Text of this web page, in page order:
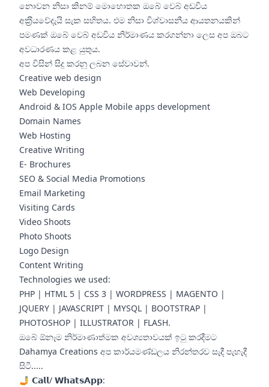
නොවන නිසා කිනම් මොහොතක ඔබේ වෙබ් අඩවිය
අක‍්‍රීයවේදැයි සැක සහිතය. එම නිසා විශ්වාසනීය ආයතනයකින්
පමණක් ඔබේ වෙබ් අඩවිය නිර්මාණය කරගන්නා ලෙස අප ඔබට
අවධාරණය කළ යුතුය.
අප විසින් සිදු කරනු ලබන සේවාවන්.
Creative web design
Web Developing
Android & IOS Apple Mobile apps development
Domain Names
Web Hosting
Creative Writing
E- Brochures
SEO & Social Media Promotions
Email Marketing
Visiting Cards
Video Shoots
Photo Shoots
Logo Design
Content Writing
Technologies we used:
PHP | HTML 5 | CSS 3 | WORDPRESS | MAGENTO |
JQUERY | JAVASCRIPT | MYSQL | BOOTSTRAP |
PHOTOSHOP | ILLUSTRATOR | FLASH.
ඔබේ ඕනෑම නිර්මාණාත්මක අවශ්‍යතාවයක් ඉටු කරදීමට
Dahamya Creations අප කාර්යමණ්ඩලය නිරන්තරව සැදී පැහැදී
සිටී.....
🤳 𝗖𝗮𝗹𝗹/ 𝗪𝗵𝗮𝘁𝘀𝗔𝗽𝗽: